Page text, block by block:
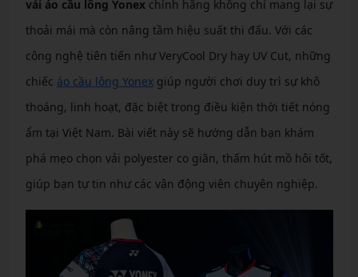
vải áo cầu lông Yonexchính hãng không chỉ mang lại sự
thoải mái mà còn nâng tầm hiệu suất thi đấu. Với các
công nghệ tiên tiến như VeryCool Dry hay UV Cut, những
chiếc áo cầu lông Yonexgiúp người chơi duy trì sự khô
thoáng, linh hoạt, đặc biệt trong điều kiện thời tiết nóng
ẩm tại Việt Nam. Bài viết này sẽ hướng dẫn bạn khám
phá mẹo chọn vải polyester co giãn, thấm hút mồ hôi tốt,
giúp bạn tự tin như các vận động viên chuyên nghiệp.